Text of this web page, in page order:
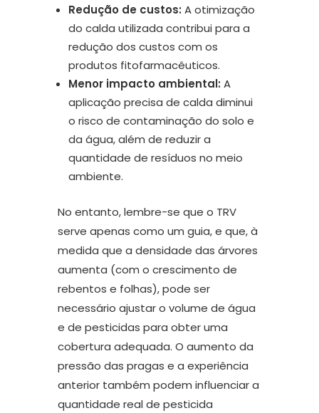
Redução de custos: A otimização
do calda utilizada contribui para a
redução dos custos com os
produtos fitofarmacêuticos.
Menor impacto ambiental: A
aplicação precisa de calda diminui
o risco de contaminação do solo e
da água, além de reduzir a
quantidade de resíduos no meio
ambiente.
No entanto, lembre-se que o TRV
serve apenas como um guia, e que, à
medida que a densidade das árvores
aumenta (com o crescimento de
rebentos e folhas), pode ser
necessário ajustar o volume de água
e de pesticidas para obter uma
cobertura adequada. O aumento da
pressão das pragas e a experiência
anterior também podem influenciar a
quantidade real de pesticida